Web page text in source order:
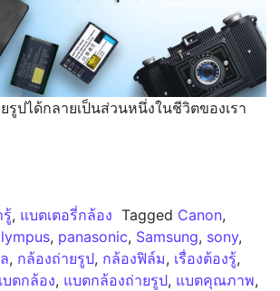
รูปได้กลายเป็นส่วนหนึ่งในชีวิตของเรา
รู้, แบตเตอรี่กล้อง Tagged Canon,
, panasonic, Samsung, sony,
, กล้องถ่ายรูป, กล้องฟิล์ม, เรื่องต้องรู้,
บตกล้อง, แบตกล้องถ่ายรูป, แบตคุณภาพ,